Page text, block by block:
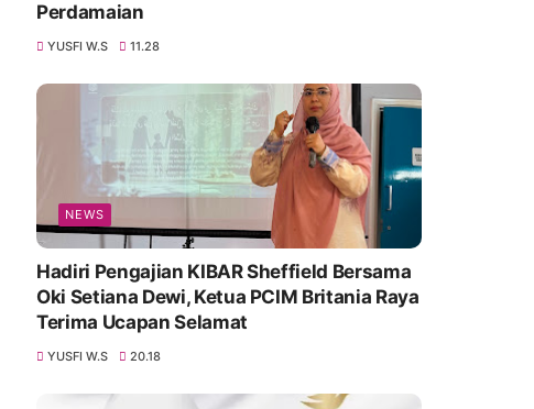
Perdamaian
YUSFI W.S 11.28
NEWS
Hadiri Pengajian KIBAR Sheffield Bersama
Oki Setiana Dewi, Ketua PCIM Britania Raya
Terima Ucapan Selamat
YUSFI W.S 20.18